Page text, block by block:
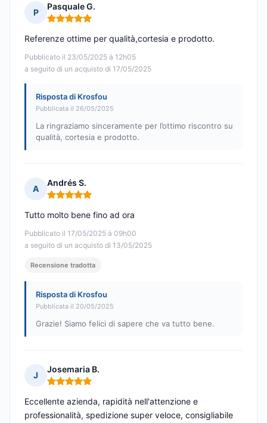
P
Pasquale G.
Nota: 5 su 5
Pubblicato il 23/05/2025 à 12h05
a seguito di un acquisto di 17/05/2025
Referenze ottime per qualità,cortesia e prodotto.
Risposta di Krosfou
Pubblicata il 26/05/2025
La ringraziamo sinceramente per l’ottimo riscontro su
qualità, cortesia e prodotto.
A
Andrés S.
Nota: 5 su 5
Pubblicato il 17/05/2025 à 09h00
a seguito di un acquisto di 13/05/2025
Tutto molto bene fino ad ora
Recensione tradotta
Risposta di Krosfou
Pubblicata il 20/05/2025
Grazie! Siamo felici di sapere che va tutto bene.
J
Josemaria B.
Nota: 5 su 5
Eccellente azienda, rapidità nell'attenzione e
professionalità, spedizione super veloce, consigliabile